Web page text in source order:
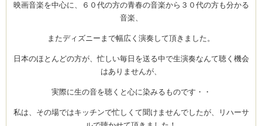
映画音楽を中心に、６０代の方の青春の音楽から３０代の方も分かる
音楽、
またディズニーまで幅広く演奏して頂きました。
日本のほとんどの方が、忙しい毎日を送る中で生演奏なんて聴く機会
はありませんが、
実際に生の音を聴くと心に染みるものです・・
私は、その場ではキッチンで忙しくて聞けませんでしたが、リハーサ